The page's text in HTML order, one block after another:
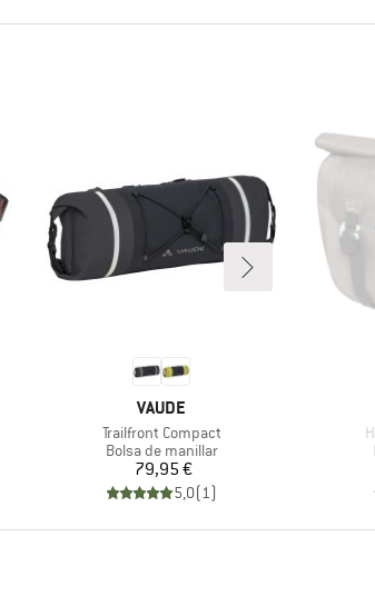
MARCA
VAUDE
Artículo
Trailfront Compact
Product group
Bolsa de manillar
Precio
79,95 €
5,0(1)